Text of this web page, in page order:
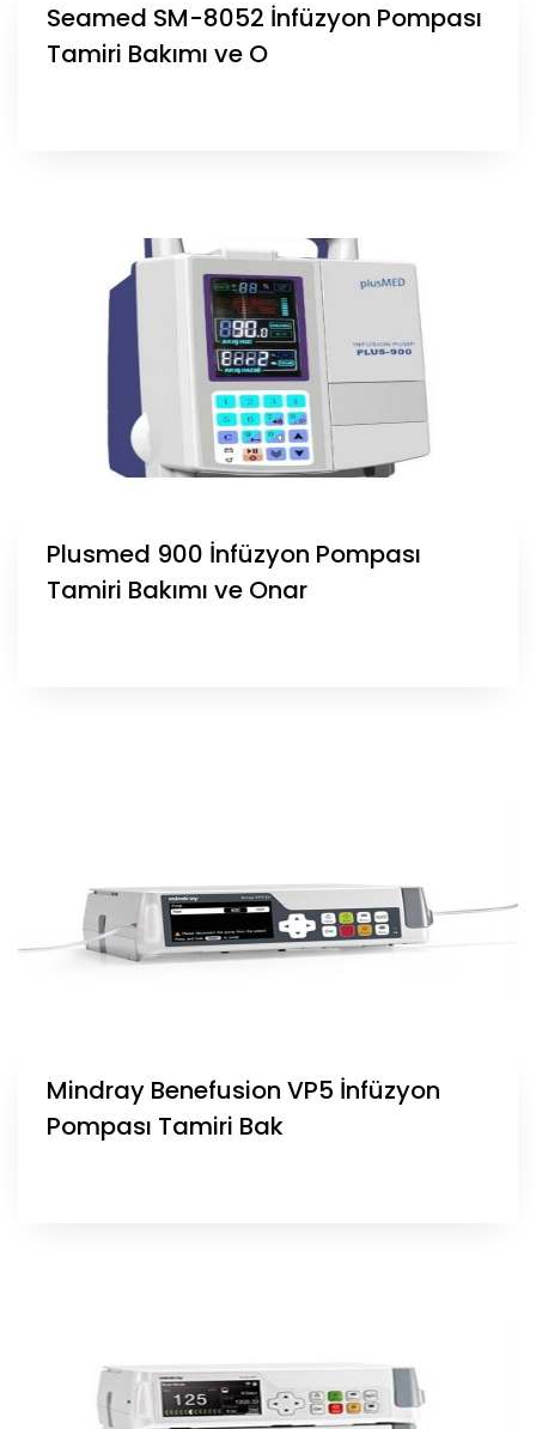
Seamed SM-8052 İnfüzyon Pompası
Tamiri Bakımı ve O
Plusmed 900 İnfüzyon Pompası
Tamiri Bakımı ve Onar
Mindray Benefusion VP5 İnfüzyon
Pompası Tamiri Bak